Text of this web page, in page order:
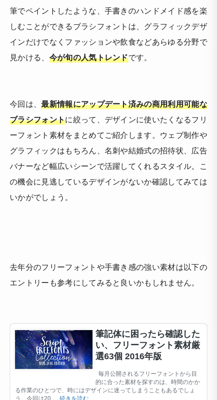
筆でペイントしたような、手書きのハンドメイド感を楽
しむことができるブラシフォントは、グラフィックデザ
インだけでなくファッションや飲食などあらゆる分野で
見かける、 今が旬の人気トレンドです。
今回は、最新情報にアップデート済みの商用利用可能な
ブラシフォントに絞って、デザインに使いたくなるフリ
ーフォント素材をまとめてご紹介します。ウェブ制作や
グラフィックはもちろん、名刺や結婚式の招待状、広告
バナーなど幅広いシーンで活躍してくれるスタイル。こ
の機会に見逃しているデザインがないか確認してみては
いかがでしょう。
去年分のフリーフォントや手書き感の強い素材は以下の
エントリーも参考にしてみると良いかもしれません。